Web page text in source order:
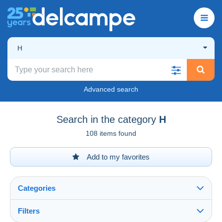
H
Advanced search
Search in the category H
108 items found
Add to my favorites
Categories
Filters